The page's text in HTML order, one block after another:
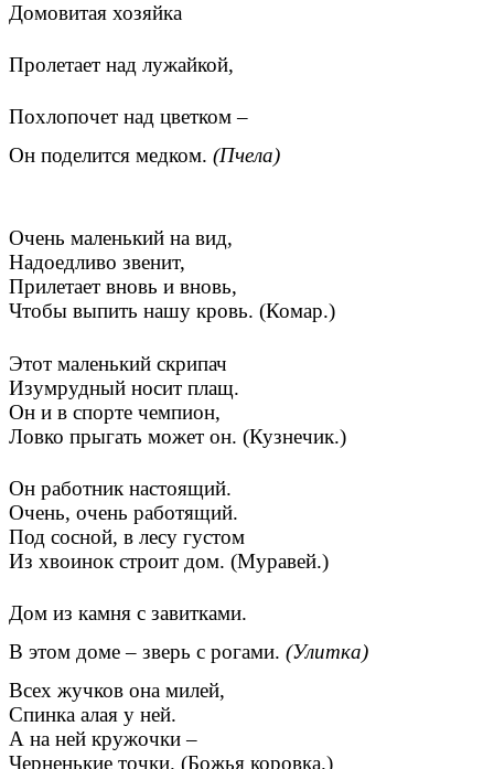
Домовитая хозяйка
Пролетает над лужайкой,
Похлопочет над цветком –
Он поделится медком. (Пчела)
Очень маленький на вид,
Надоедливо звенит,
Прилетает вновь и вновь,
Чтобы выпить нашу кровь. (Комар.)
Этот маленький скрипач
Изумрудный носит плащ.
Он и в спорте чемпион,
Ловко прыгать может он. (Кузнечик.)
Он работник настоящий.
Очень, очень работящий.
Под сосной, в лесу густом
Из хвоинок строит дом. (Муравей.)
Дом из камня с завитками.
В этом доме – зверь с рогами. (Улитка)
Всех жучков она милей,
Спинка алая у ней.
А на ней кружочки –
Черненькие точки. (Божья коровка.)